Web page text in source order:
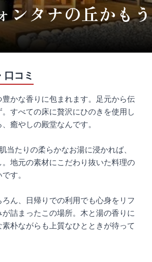
ンタナの丘かもう
コミ
かな香りに包まれます。足元から伝
すべての床に贅沢にひのきを使用し
癒やしの殿堂なんです。
たりの柔らかなお湯に浸かれば、
地元の素材にこだわり抜いた料理の
す。
ん、日帰りでの利用でも心身をリフ
詰まったこの場所。木と湯の香りに
朴ながらも上質なひとときが待って